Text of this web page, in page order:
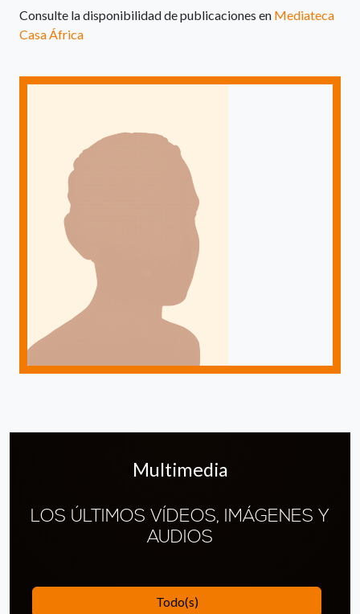
Consulte la disponibilidad de publicaciones en Mediateca
Casa África
Multimedia
LOS ÚLTIMOS VÍDEOS, IMÁGENES Y
AUDIOS
Todo(s)